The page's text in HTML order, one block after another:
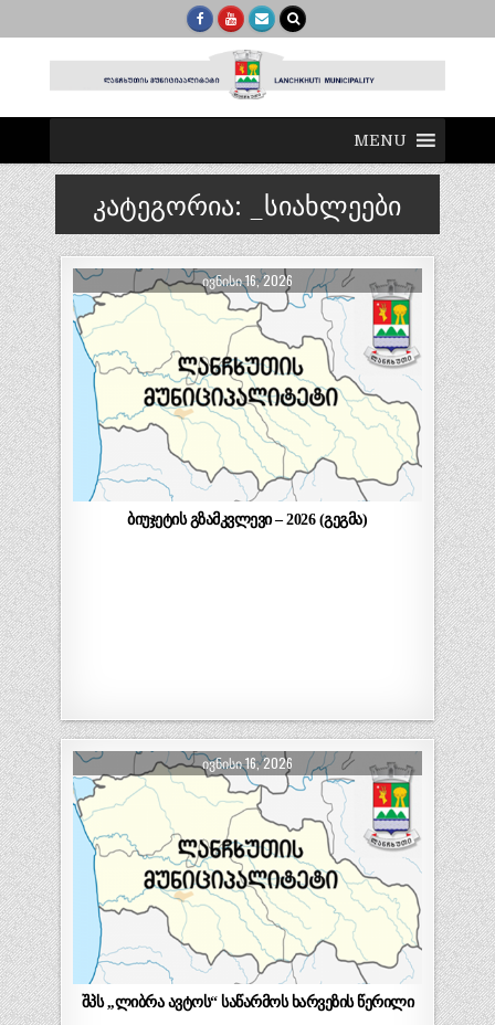
MENU
კატეგორია: _სიახლეები
ᲘᲕᲜᲘᲡᲘ 16, 2026
ბიუჯეტის გზამკვლევი – 2026 (გეგმა)
ᲘᲕᲜᲘᲡᲘ 16, 2026
შპს ,,ლიბრა ავტოს“ საწარმოს ხარვეზის წერილი